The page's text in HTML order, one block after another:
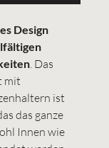
Design
. Das
mit
ist
das ganze
Innen wie